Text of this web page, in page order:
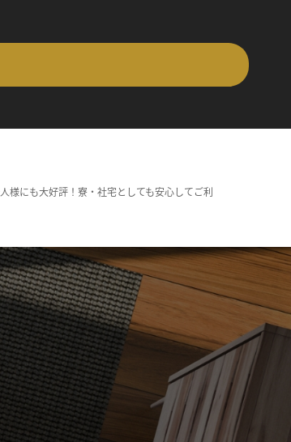
様にも大好評！寮・社宅としても安心してご利